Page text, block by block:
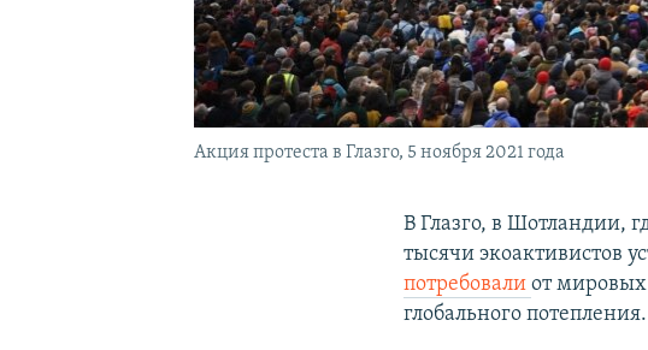
Акция протеста в Глазго, 5 ноября 2021 года
В Глазго, в Шотландии,
тысячи экоактивистов
потребовалиот
глобального потепления.